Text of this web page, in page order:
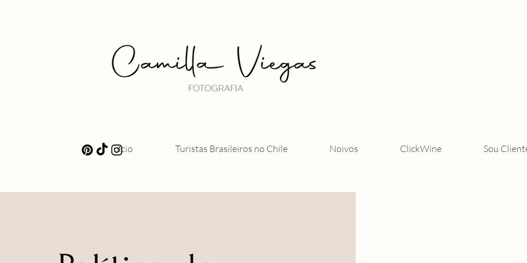
Início Turistas Brasileiros no Chile Noivos ClickWine Sou